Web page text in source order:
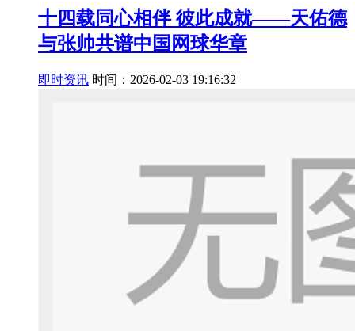
十四载同心相伴 彼此成就——天佑德
与张帅共谱中国网球华章
即时资讯 时间：2026-02-03 19:16:32